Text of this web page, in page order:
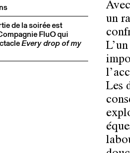
de la soirée est
FluO qui
Every drop of my
Avec
un
Les